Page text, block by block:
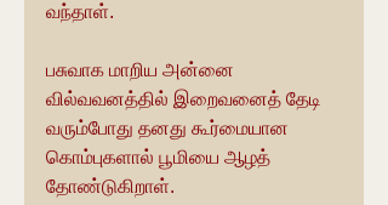
வந்தாள்.
பசுவாக மாறிய அன்னை
வில்வவனத்தில் இறைவனைத் தேடி
வரும்போது தனது கூர்மையான
கொம்புகளால் பூமியை ஆழத்
தோண்டுகிறாள்.